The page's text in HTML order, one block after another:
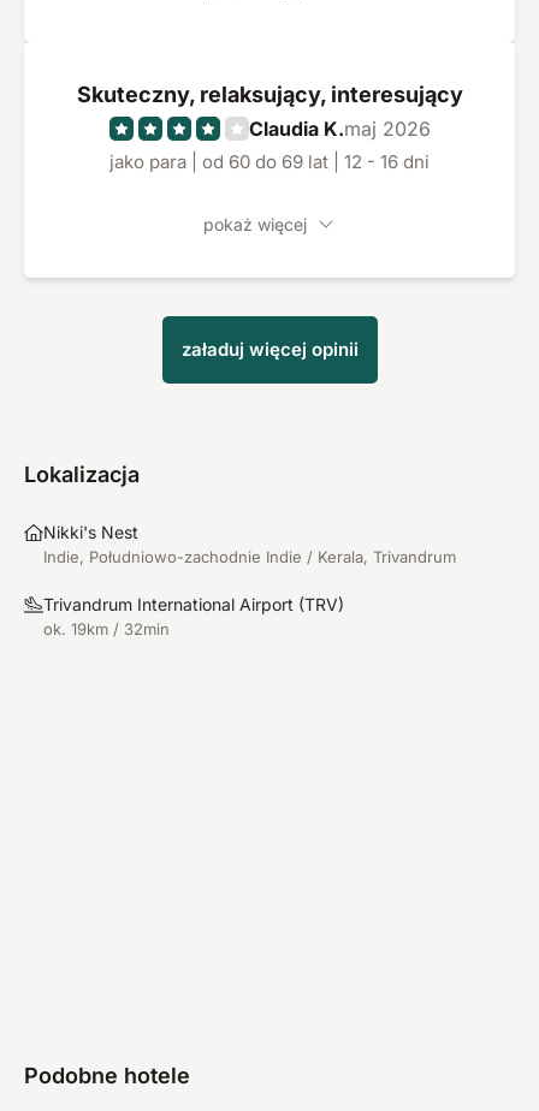
Skuteczny, relaksujący, interesujący
Claudia K.maj 2026
jako para | od 60 do 69 lat | 12 - 16 dni
pokaż więcej
załaduj więcej opinii
Lokalizacja
Nikki's Nest
Indie, Południowo-zachodnie Indie / Kerala, Trivandrum
Trivandrum International Airport (TRV)
ok. 19km / 32min
Podobne hotele